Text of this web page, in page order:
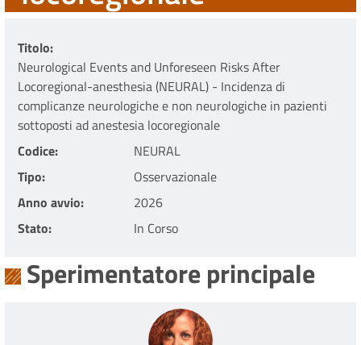
Titolo
Neurological Events and Unforeseen Risks After
Locoregional-anesthesia (NEURAL) - Incidenza di
complicanze neurologiche e non neurologiche in pazienti
sottoposti ad anestesia locoregionale
Codice
NEURAL
Tipo
Osservazionale
Anno avvio
2026
Stato
In Corso
Sperimentatore principale